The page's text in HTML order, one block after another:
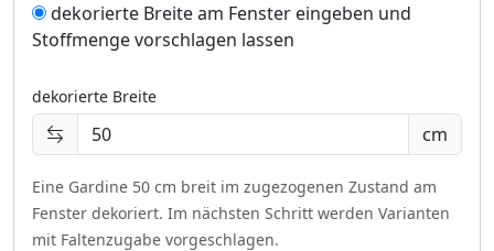
dekorierte Breite am Fenster eingeben und
Stoffmenge vorschlagen lassen
dekorierte Breite
cm
Eine Gardine 50 cm breit im zugezogenen Zustand am
Fenster dekoriert. Im nächsten Schritt werden Varianten
mit Faltenzugabe vorgeschlagen.